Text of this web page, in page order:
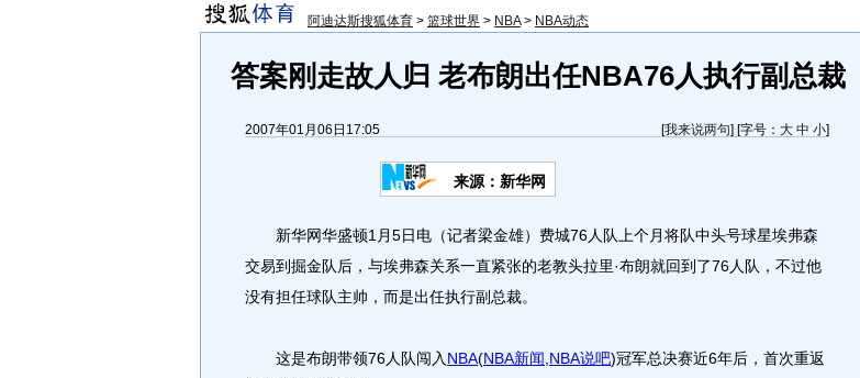
阿迪达斯搜狐体育 > 篮球世界 > NBA> NBA动态
答案刚走故人归 老布朗出任NBA76人执行副总裁
2007年01月06日17:05 [我来说两句] [字号： 大 中 小]
来源：新华网
新华网华盛顿1月5日电（记者梁金雄）费城76人队上个月将队中头号球星埃弗森
交易到掘金队后，与埃弗森关系一直紧张的老教头拉里·布朗就回到了76人队，不过他
没有担任球队主帅，而是出任执行副总裁。
这是布朗带领76人队闯入 NBA(NBA新闻 NBA说吧)冠军总决赛近6年后，首次重返